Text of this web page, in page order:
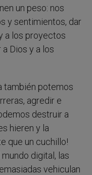
un peso: nos
y sentimientos, dar
a los proyectos
Dios y a los
también potemos
agredir e
destruir a
hieren y la
que un cuchillo!
digital, las
vehiculan